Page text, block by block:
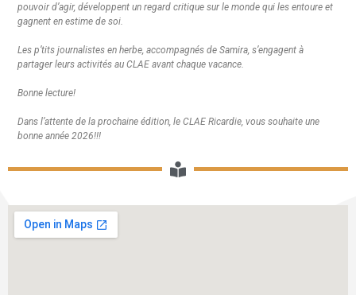
pouvoir d’agir, développent un regard critique sur le monde qui les entoure et
gagnent en estime de soi.
Les p’tits journalistes en herbe, accompagnés de Samira, s’engagent à
partager leurs activités au CLAE avant chaque vacance.
Bonne lecture!
Dans l’attente de la prochaine édition, le CLAE Ricardie, vous souhaite une
bonne année 2026!!!